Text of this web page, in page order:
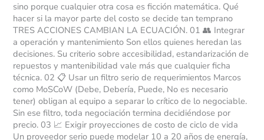
sino porque cualquier otra cosa es ficción matemática. Qué
hacer si la mayor parte del costo se decide tan temprano
TRES ACCIONES CAMBIAN LA ECUACIÓN. 01 👥 Integrar
a operación y mantenimiento Son ellos quienes heredan las
decisiones. Su criterio sobre accesibilidad, estandarización de
repuestos y mantenibilidad vale más que cualquier ficha
técnica. 02 📋 Usar un filtro serio de requerimientos Marcos
como MoSCoW (Debe, Debería, Puede, No es necesario
tener) obligan al equipo a separar lo crítico de lo negociable.
Sin ese filtro, toda negociación termina decidiéndose por
precio. 03 📈 Exigir proyecciones de costo de ciclo de vida
Un proveedor serio puede modelar 10 a 20 años de energía,